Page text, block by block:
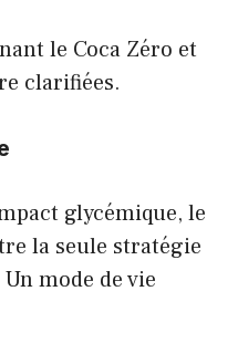
le Coca Zéro et
clarifiées.
glycémique, le
la seule stratégie
mode de vie